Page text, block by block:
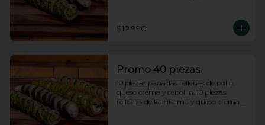
envueltas en ciboulette.
$12.990
Promo 40 piezas
10 piezas panadas rellenas de pollo,
queso crema y cebollin. 10 piezas
rellenas de kanikama y queso crema